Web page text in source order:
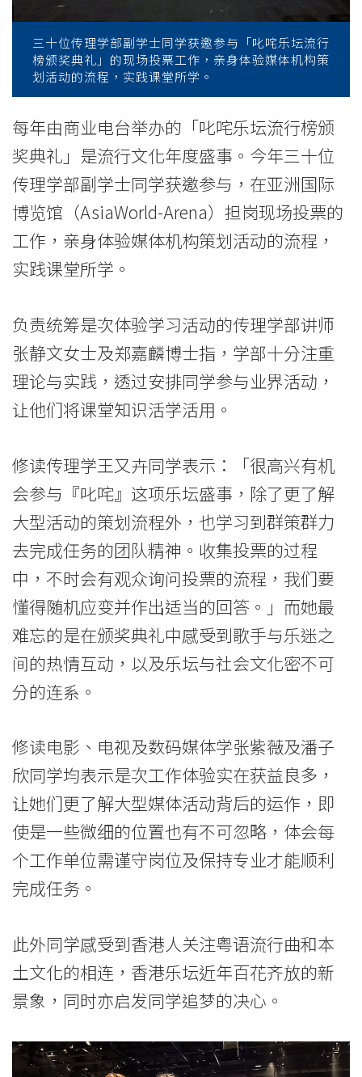
亲
受
社
会
与
流
文
化
的
动
学
院
消
息
国
际
学
院
香
浸
会
学
三十位传理学部副学士同学获邀参与「叱咤乐坛流行
榜颁奖典礼」的现场投票工作，亲身体验媒体机构策
划活动的流程，实践课堂所学。
每年由商业电台举办的「叱咤乐坛流行榜颁
奖典礼」是流行文化年度盛事。今年三十位
传理学部副学士同学获邀参与，在亚洲国际
博览馆（AsiaWorld-Arena）担岗现场投票的
工作，亲身体验媒体机构策划活动的流程，
实践课堂所学。
负责统筹是次体验学习活动的传理学部讲师
张静文女士及郑嘉麟博士指，学部十分注重
理论与实践，透过安排同学参与业界活动，
让他们将课堂知识活学活用。
修读传理学王又卉同学表示：「很高兴有机
会参与『叱咤』这项乐坛盛事，除了更了解
大型活动的策划流程外，也学习到群策群力
去完成任务的团队精神。收集投票的过程
中，不时会有观众询问投票的流程，我们要
懂得随机应变并作出适当的回答。」而她最
难忘的是在颁奖典礼中感受到歌手与乐迷之
间的热情互动，以及乐坛与社会文化密不可
分的连系。
修读电影、电视及数码媒体学张紫薇及潘子
欣同学均表示是次工作体验实在获益良多，
让她们更了解大型媒体活动背后的运作，即
使是一些微细的位置也有不可忽略，体会每
个工作单位需谨守岗位及保持专业才能顺利
完成任务。
此外同学感受到香港人关注粤语流行曲和本
土文化的相连，香港乐坛近年百花齐放的新
景象，同时亦启发同学追梦的决心。